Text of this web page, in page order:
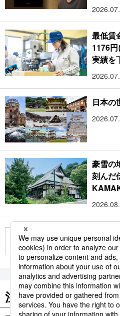
最低賃
1176
実績を
日本の
豪雪の
刻んだ
もっと見
注目のキーワード